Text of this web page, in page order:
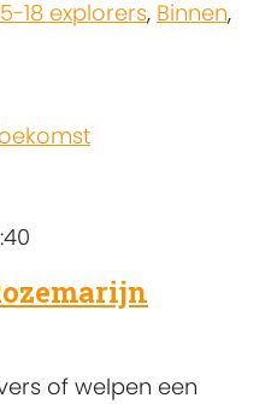
18 explorers, Binnen,
of welpen een